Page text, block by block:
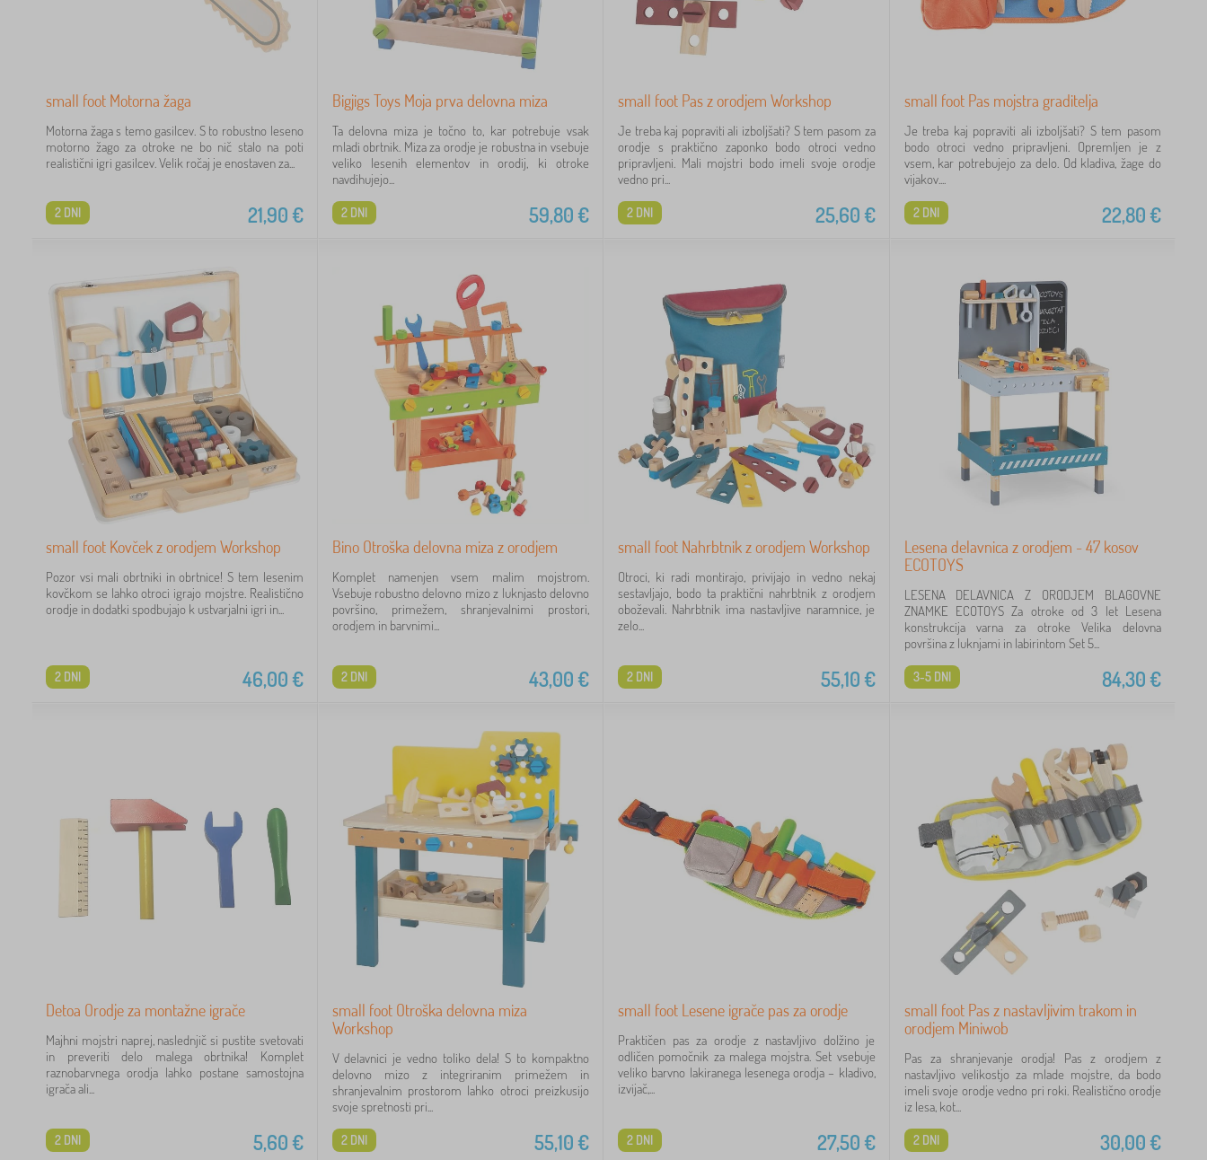
small foot Motorna žaga
Motorna žaga s temo gasilcev. S to robustno leseno
motorno žago za otroke ne bo nič stalo na poti
realistični igri gasilcev. Velik ročaj je enostaven za...
21,90€
2 DNI
Bigjigs Toys Moja prva delovna miza
Ta delovna miza je točno to, kar potrebuje vsak
mladi obrtnik. Miza za orodje je robustna in vsebuje
veliko lesenih elementov in orodij, ki otroke
navdihujejo...
59,80€
2 DNI
small foot Pas z orodjem Workshop
Je treba kaj popraviti ali izboljšati? S tem pasom za
orodje s praktično zaponko bodo otroci vedno
pripravljeni. Mali mojstri bodo imeli svoje orodje
vedno pri...
25,60€
2 DNI
small foot Pas mojstra graditelja
Je treba kaj popraviti ali izboljšati? S tem pasom
bodo otroci vedno pripravljeni. Opremljen je z
vsem, kar potrebujejo za delo. Od kladiva, žage do
vijakov....
22,80€
2 DNI
small foot Kovček z orodjem Workshop
Pozor vsi mali obrtniki in obrtnice! S tem lesenim
kovčkom se lahko otroci igrajo mojstre. Realistično
orodje in dodatki spodbujajo k ustvarjalni igri in...
46,00€
2 DNI
Bino Otroška delovna miza z orodjem
Komplet namenjen vsem malim mojstrom.
Vsebuje robustno delovno mizo z luknjasto delovno
površino, primežem, shranjevalnimi prostori,
orodjem in barvnimi...
43,00€
2 DNI
small foot Nahrbtnik z orodjem Workshop
Otroci, ki radi montirajo, privijajo in vedno nekaj
sestavljajo, bodo ta praktični nahrbtnik z orodjem
oboževali. Nahrbtnik ima nastavljive naramnice, je
zelo...
55,10€
2 DNI
Lesena delavnica z orodjem - 47 kosov
ECOTOYS
LESENA DELAVNICA Z ORODJEM BLAGOVNE
ZNAMKE ECOTOYS Za otroke od 3 let Lesena
konstrukcija varna za otroke Velika delovna
površina z luknjami in labirintom Set 5...
84,30€
3-5 DNI
Detoa Orodje za montažne igrače
Majhni mojstri naprej, naslednjič si pustite svetovati
in preveriti delo malega obrtnika! Komplet
raznobarvnega orodja lahko postane samostojna
igrača ali...
5,60€
2 DNI
small foot Otroška delovna miza
Workshop
V delavnici je vedno toliko dela! S to kompaktno
delovno mizo z integriranim primežem in
shranjevalnim prostorom lahko otroci preizkusijo
svoje spretnosti pri...
55,10€
2 DNI
small foot Lesene igrače pas za orodje
Praktičen pas za orodje z nastavljivo dolžino je
odličen pomočnik za malega mojstra. Set vsebuje
veliko barvno lakiranega lesenega orodja – kladivo,
izvijač,...
27,50€
2 DNI
small foot Pas z nastavljivim trakom in
orodjem Miniwob
Pas za shranjevanje orodja! Pas z orodjem z
nastavljivo velikostjo za mlade mojstre, da bodo
imeli svoje orodje vedno pri roki. Realistično orodje
iz lesa, kot...
30,00€
2 DNI